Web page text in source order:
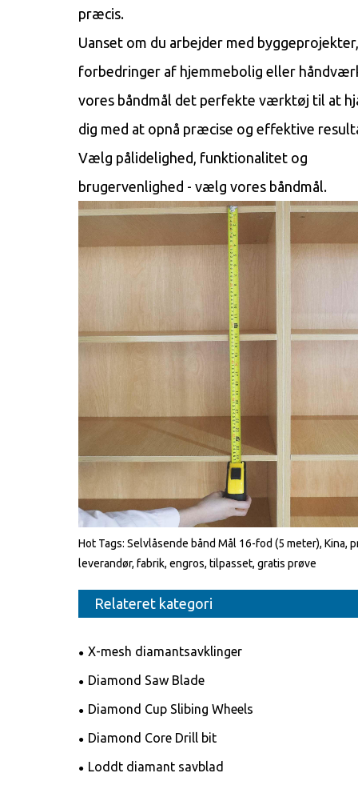
præcis.
Uanset om du arbejder med byggeprojekter,
forbedringer af hjemmebolig eller
vores båndmål det perfekte værktøj til at
dig med at opnå præcise og effektive
Vælg pålidelighed, funktionalitet og
brugervenlighed - vælg vores båndmål.
Hot Tags: Selvlåsende bånd Mål 16-fod (5 meter), Kina,
leverandør, fabrik, engros, tilpasset, gratis prøve
Relateret kategori
X-mesh diamantsavklinger
Diamond Saw Blade
Diamond Cup Slibing Wheels
Diamond Core Drill bit
Loddt diamant savblad